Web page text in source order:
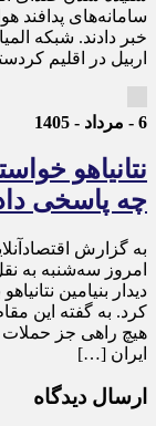
سامانه‌های پدافند
خبر دادند. شبکه
اربیل در اقلیم
6 - مرداد - 1405
نتانیاهو
چه پاسخی
امروز سه‌شنبه به
دیدار بنیامین
کرد. به گفته این
هیچ راهی جز
ایران […]
ارسال دیدگاه